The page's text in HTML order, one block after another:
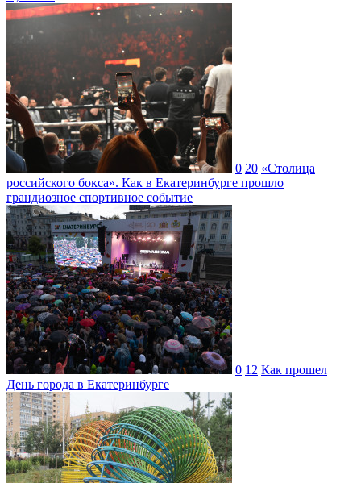
0 20 «Столица
российского бокса». Как в Екатеринбурге прошло
грандиозное спортивное событие
0 12 Как прошел
День города в Екатеринбурге